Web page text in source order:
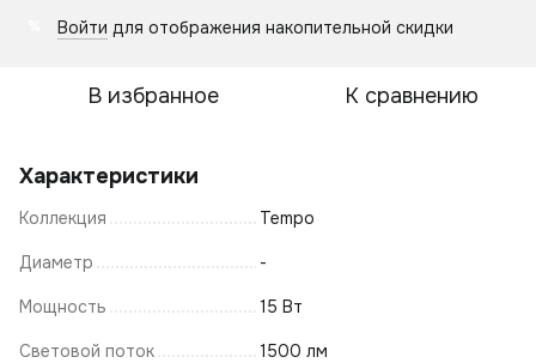
Войти для отображения накопительной скидки
В избранное К сравнению
Характеристики
Коллекция Tempo
Диаметр -
Мощность 15 Вт
Световой поток 1500 лм